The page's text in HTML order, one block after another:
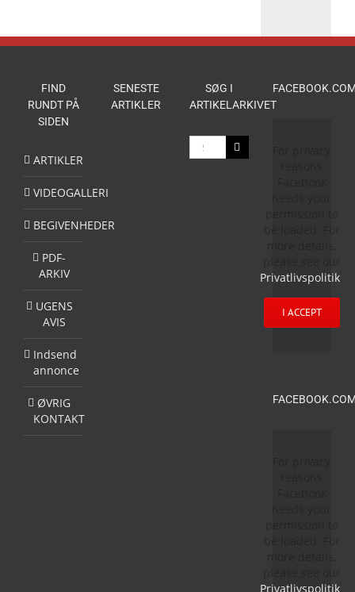
FIND
RUNDT PÅ
SIDEN
ARTIKLER
VIDEOGALLERI
BEGIVENHEDER
PDF-
ARKIV
UGENS
AVIS
Indsend
annonce
ØVRIG
KONTAKT
SENESTE
ARTIKLER
SØG I
ARTIKELARKIVET
Søg
efter:
Privatlivspolitik
I ACCEPT
Privatlivspolitik